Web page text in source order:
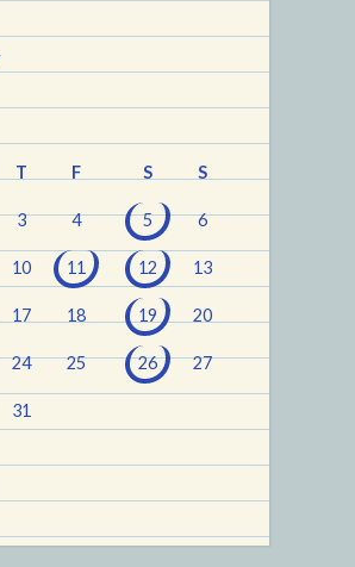
T F S S
3 4 5 6
10 11 12 13
17 18 19 20
24 25 26 27
31